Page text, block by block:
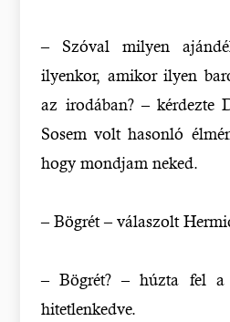
– Szóval milyen
ilyenkor, amikor ilyen
az irodában? – kérdezte
Sosem volt hasonló
hogy mondjam neked.
– Bögrét – válaszolt
– Bögrét? – húzta fel a
hitetlenkedve.